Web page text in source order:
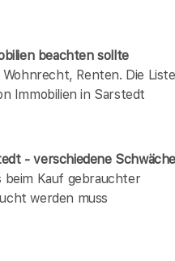
beachten sollte
Renten. Die Liste
Immobilien in Sarstedt
- verschiedene
beim Kauf gebrauchter
werden muss